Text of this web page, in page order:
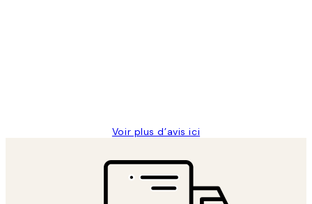
Voir plus d’avis ici